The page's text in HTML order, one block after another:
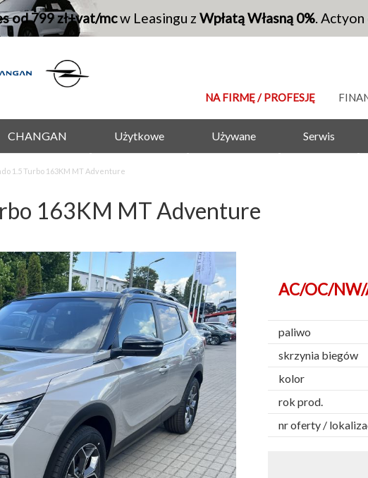
od 799 zł+vat/mcw Leasingu z Wpłatą Własną 0%. Actyon
NA FIRMĘ / PROFESJĘ
CHANGAN Użytkowe Używane Serwis
1.5 Turbo 163KM MT Adventure
163KM MT Adventure
AC/OC/NW/
paliwo
skrzynia biegów
kolor
rok prod.
nr oferty /